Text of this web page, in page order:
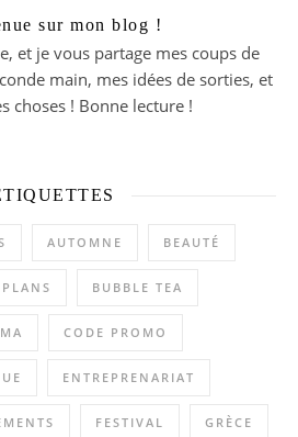
sur mon blog !
et je vous partage mes coups de
main, mes idées de sorties, et
choses ! Bonne lecture !
AUTOMNE BEAUTÉ
BUBBLE TEA
CODE PROMO
ENTREPRENARIAT
FESTIVAL GRÈCE